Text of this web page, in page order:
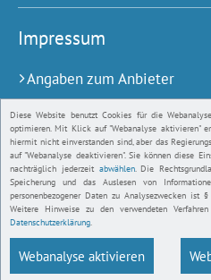
Diese Website benutzt Cookies für die
optimieren. Mit Klick auf "Webanalyse aktivieren"
hiermit nicht einverstanden sind, aber das
auf "Webanalyse deaktivieren". Sie können diese
nachträglich jederzeit abwählen. Die
Speicherung und das Auslesen von
personenbezogener Daten zu Analysezwecken ist
Weitere Hinweise zu den verwendeten
Datenschutzerklärung.
Webanalyse aktivieren
Impressum
Angaben zum Anbieter
Barrierefreiheit
Bildnachweise
Datenschutz
Kontakt